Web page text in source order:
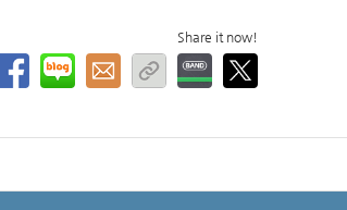
Share it now!